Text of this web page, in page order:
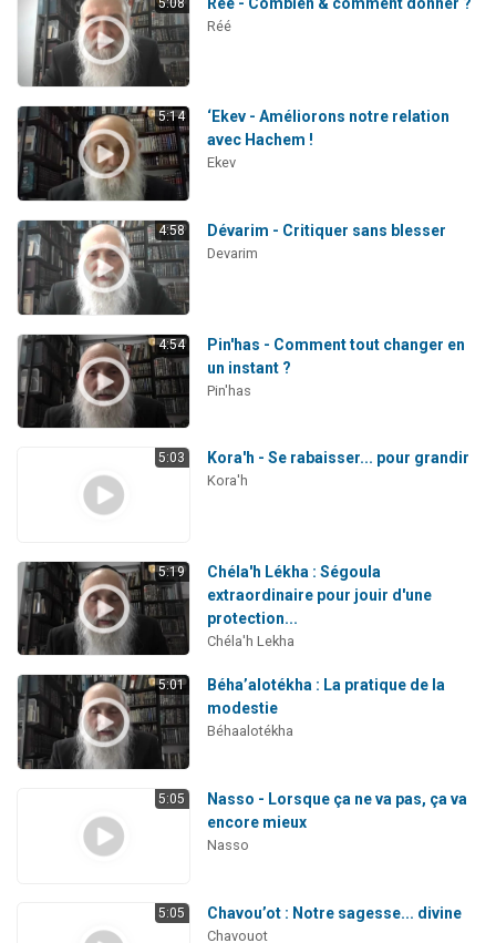
5:08
Réé
5:14
‘Ekev - Améliorons notre relation
avec Hachem !
Ekev
4:58 Dévarim - Critiquer sans blesser
Devarim
4:54
Pin'has - Comment tout changer en
un instant ?
Pin'has
5:03 Kora'h - Se rabaisser... pour grandir
Kora'h
5:19
Chéla'h Lékha : Ségoula
extraordinaire pour jouir d'une
protection...
Chéla'h Lekha
5:01
Béha’alotékha : La pratique de la
modestie
Béhaalotékha
5:05
Nasso - Lorsque ça ne va pas, ça va
encore mieux
Nasso
5:05 Chavou’ot : Notre sagesse... divine
Chavouot